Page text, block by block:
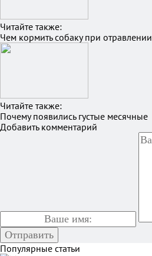
Читайте также:
Чем кормить собаку при отравлении
Читайте также:
Почему появились густые месячные
Добавить комментарий
Популярные статьи